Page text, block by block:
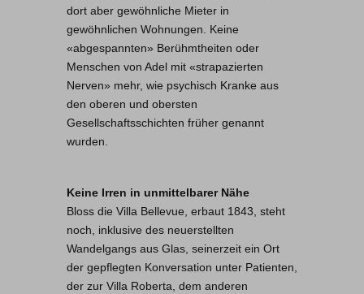
dort aber gewöhnliche Mieter in
gewöhnlichen Wohnungen. Keine
«abgespannten» Berühmtheiten oder
Menschen von Adel mit «strapazierten
Nerven» mehr, wie psychisch Kranke aus
den oberen und obersten
Gesellschaftsschichten früher genannt
wurden.
Keine Irren in unmittelbarer Nähe
Bloss die Villa Bellevue, erbaut 1843, steht
noch, inklusive des neuerstellten
Wandelgangs aus Glas, seinerzeit ein Ort
der gepflegten Konversation unter Patienten,
der zur Villa Roberta, dem anderen